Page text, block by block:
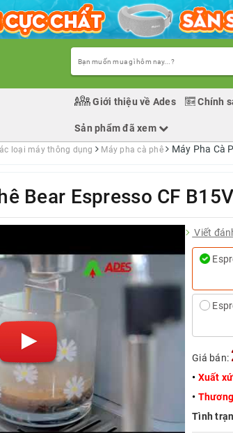
Giới thiệu về Ades Chính
Sản phẩm đã xem
loại máy thông dụng Máy pha cà phê Máy Pha Cà
Bear Espresso CF
Viết
Giá bán:
• Xuất
•
Tình